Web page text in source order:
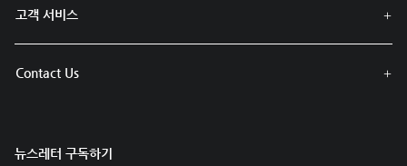
고객 서비스
Contact Us
뉴스레터 구독하기